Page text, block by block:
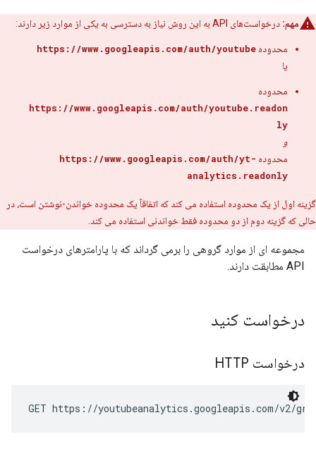
مهم: درخواست‌های API به این روش نیاز به دسترسی به یکی از موارد زیر دارند:
محدوده https://www.googleapis.com/auth/youtube
یا
محدوده
https://www.googleapis.com/auth/youtube.readon
ly
و
محدوده https://www.googleapis.com/auth/yt-
analytics.readonly
گزینه اول از یک محدوده استفاده می کند که اتفاقاً یک محدوده خواندن-نوشتن است، در
حالی که گزینه دوم از دو محدوده فقط خواندنی استفاده می کند.
مجموعه ای از موارد گروهی را برمی گرداند که با پارامترهای درخواست
API مطابقت دارند.
درخواست کنید
درخواست HTTP
GET https://youtubeanalytics.googleapis.com/v2/